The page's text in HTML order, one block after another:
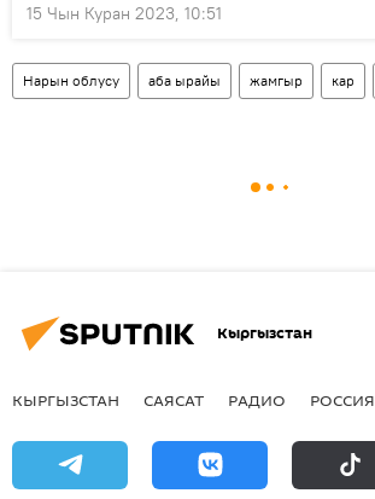
15 Чын Куран 2023, 10:51
Нарын облусу аба ырайы жамгыр кар
Кыргызстан
КЫРГЫЗСТАН САЯСАТ РАДИО РОССИЯ